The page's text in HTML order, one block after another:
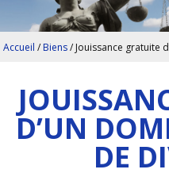
Accueil / Biens/ Jouissance gratuite
D’UN
DE